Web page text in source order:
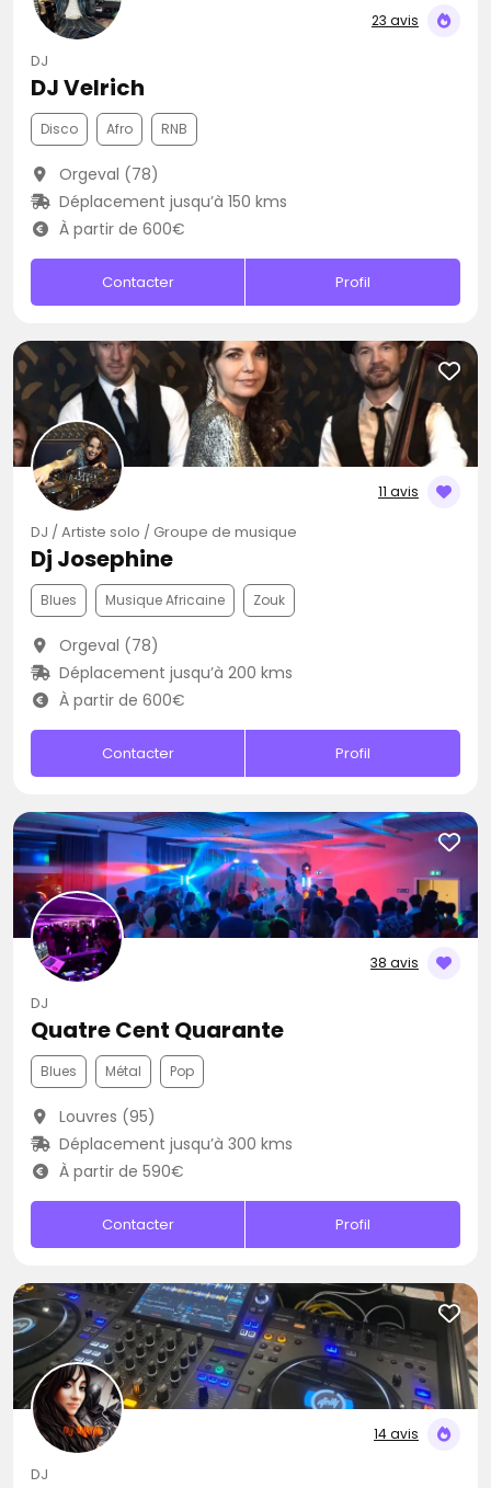
23 avis
DJ
DJ Velrich
Disco Afro RNB
Orgeval (78)
Déplacement jusqu’à 150 kms
À partir de 600€
Contacter Profil
11 avis
DJ / Artiste solo / Groupe de musique
Dj Josephine
Blues Musique Africaine Zouk
Orgeval (78)
Déplacement jusqu’à 200 kms
À partir de 600€
Contacter Profil
38 avis
DJ
Quatre Cent Quarante
Blues Métal Pop
Louvres (95)
Déplacement jusqu’à 300 kms
À partir de 590€
Contacter Profil
14 avis
DJ